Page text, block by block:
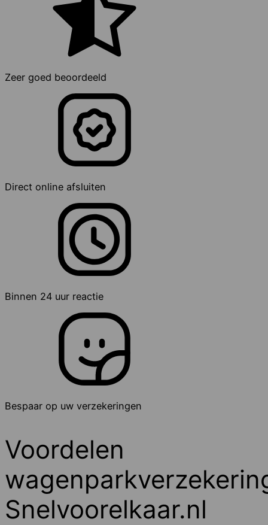
Zeer goed beoordeeld
Direct online afsluiten
Binnen 24 uur reactie
Bespaar op uw verzekeringen
Voordelen
Snelvoorelkaar.nl